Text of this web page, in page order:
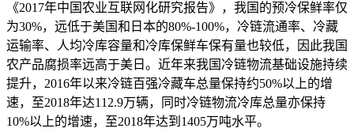
《2017年中国农业互联网化研究报告》，我国的预冷保鲜率仅
为30%，远低于美国和日本的80%-100%，冷链流通率、冷藏
运输率、人均冷库容量和冷库保鲜车保有量也较低，因此我国
农产品腐损率远高于美日。近年来我国冷链物流基础设施持续
提升，2016年以来冷链百强冷藏车总量保持约50%以上的增
速，至2018年达112.9万辆，同时冷链物流冷库总量亦保持
10%以上的增速，至2018年达到1405万吨水平。